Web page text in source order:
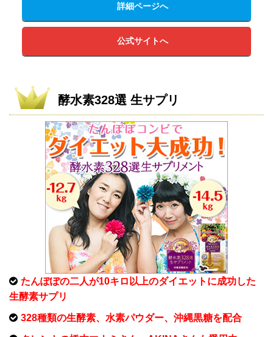
詳細ページへ
公式サイトへ
酵水素328選 生サプリ
たんぽぽの二人が10キロ以上のダイエットに成功した
生酵素サプリ
328種類の生酵素、水素パウダー、沖縄黒糖を配合